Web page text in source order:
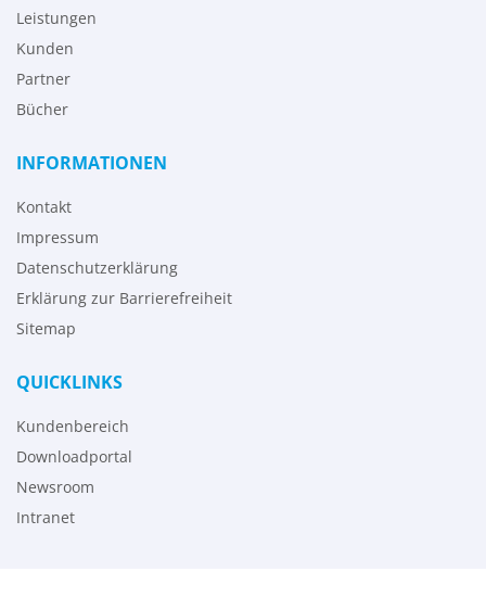
Leistungen
Kunden
Partner
Bücher
INFORMATIONEN
Kontakt
Impressum
Datenschutzerklärung
Erklärung zur Barrierefreiheit
Sitemap
QUICKLINKS
Kundenbereich
Downloadportal
Newsroom
Intranet